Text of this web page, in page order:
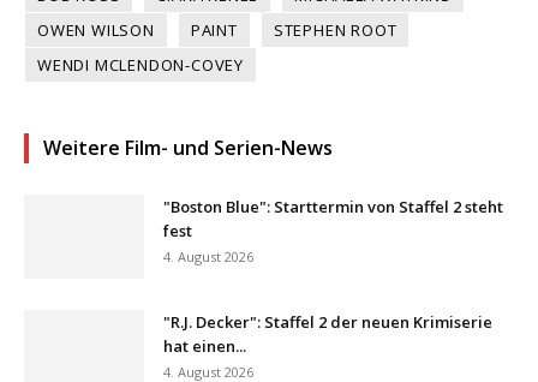
OWEN WILSON
PAINT
STEPHEN ROOT
WENDI MCLENDON-COVEY
Weitere Film- und Serien-News
"Boston Blue": Starttermin von Staffel 2 steht
fest
4. August 2026
"R.J. Decker": Staffel 2 der neuen Krimiserie
hat einen...
4. August 2026